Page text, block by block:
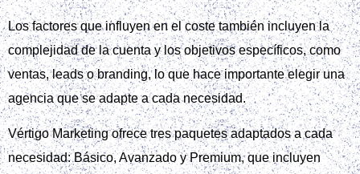
Los factores que influyen en el coste también incluyen la
complejidad de la cuenta y los objetivos específicos, como
ventas, leads o branding, lo que hace importante elegir una
agencia que se adapte a cada necesidad.
Vértigo Marketing ofrece tres paquetes adaptados a cada
necesidad: Básico, Avanzado y Premium, que incluyen